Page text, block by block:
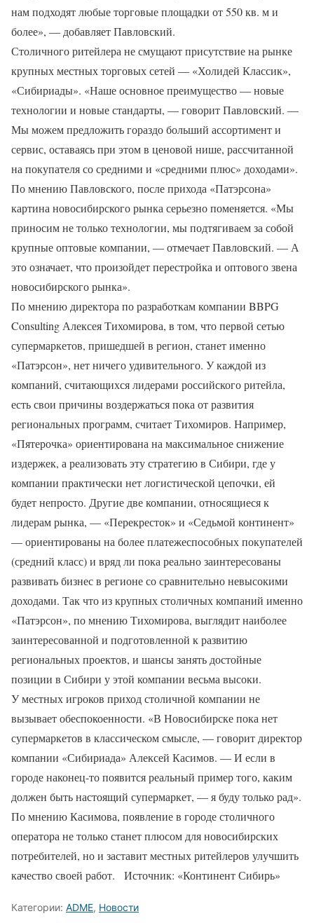
нам подходят любые торговые площадки от 550 кв. м и
более», — добавляет Павловский.
Столичного ритейлера не смущают присутствие на рынке
крупных местных торговых сетей — «Холидей Классик»,
«Сибириады». «Наше основное преимущество — новые
технологии и новые стандарты, — говорит Павловский. —
Мы можем предложить гораздо больший ассортимент и
сервис, оставаясь при этом в ценовой нише, рассчитанной
на покупателя со средними и «средними плюс» доходами».
По мнению Павловского, после прихода «Патэрсона»
картина новосибирского рынка серьезно поменяется. «Мы
приносим не только технологии, мы подтягиваем за собой
крупные оптовые компании, — отмечает Павловский. — А
это означает, что произойдет перестройка и оптового звена
новосибирского рынка».
По мнению директора по разработкам компании BBPG
Consulting Алексея Тихомирова, в том, что первой сетью
супермаркетов, пришедшей в регион, станет именно
«Патэрсон», нет ничего удивительного. У каждой из
компаний, считающихся лидерами российского ритейла,
есть свои причины воздержаться пока от развития
региональных программ, считает Тихомиров. Например,
«Пятерочка» ориентирована на максимальное снижение
издержек, а реализовать эту стратегию в Сибири, где у
компании практически нет логистической цепочки, ей
будет непросто. Другие две компании, относящиеся к
лидерам рынка, — «Перекресток» и «Седьмой континент»
— ориентированы на более платежеспособных покупателей
(средний класс) и вряд ли пока реально заинтересованы
развивать бизнес в регионе со сравнительно невысокими
доходами. Так что из крупных столичных компаний именно
«Патэрсон», по мнению Тихомирова, выглядит наиболее
заинтересованной и подготовленной к развитию
региональных проектов, и шансы занять достойные
позиции в Сибири у этой компании весьма высоки.
У местных игроков приход столичной компании не
вызывает обеспокоенности. «В Новосибирске пока нет
супермаркетов в классическом смысле, — говорит директор
компании «Сибириада» Алексей Касимов. — И если в
городе наконец-то появится реальный пример того, каким
должен быть настоящий супермаркет, — я буду только рад».
По мнению Касимова, появление в городе столичного
оператора не только станет плюсом для новосибирских
потребителей, но и заставит местных ритейлеров улучшить
качество своей работ. Источник: «Континент Сибирь»
Категории: ADME, Новости